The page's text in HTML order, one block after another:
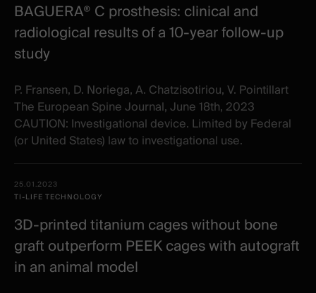
BAGUERA® C prosthesis: clinical and
radiological results of a 10‐year follow‐up
study
P. Fransen, D. Noriega, A. Chatzisotiriou, V. Pointillart
The European Spine Journal, June 18th, 2023
CAUTION: Investigational device. Limited by Federal
(or United States) law to investigational use.
25.01.2023
TI-LIFE TECHNOLOGY
3D-printed titanium cages without bone
graft outperform PEEK cages with autograft
in an animal model